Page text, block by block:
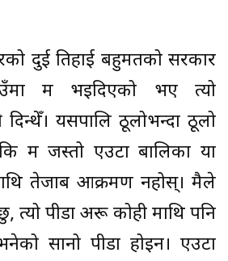
दुई तिहाई बहुमतको सरकार
म भइदिएको भए त्यो
दिन्थेँ। यसपालि ठूलोभन्दा ठूलो
म जस्तो एउटा बालिका या
तेजाब आक्रमण नहोस्। मैले
त्यो पीडा अरू कोही माथि पनि
सानो पीडा होइन। एउटा